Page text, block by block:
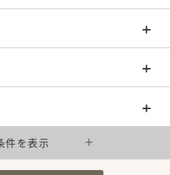
件を表示